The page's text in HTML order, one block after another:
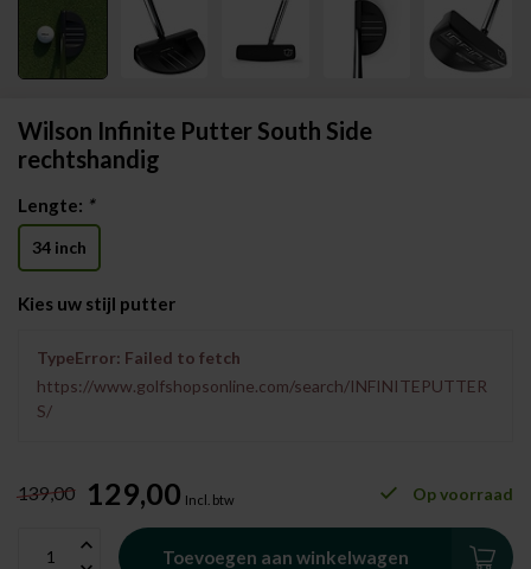
Wilson Infinite Putter South Side
rechtshandig
Lengte: *
34 inch
Kies uw stijl putter
TypeError: Failed to fetch
https://www.golfshopsonline.com/search/INFINITEPUTTER
S/
139,00 129,00 Incl. btw Op voorraad
Toevoegen aan winkelwagen